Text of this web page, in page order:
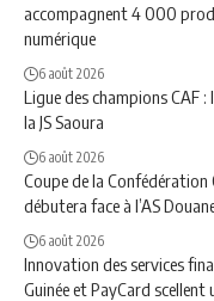
accompagnent 4 000
numérique
6 août 2026
Ligue des champions CAF
la JS Saoura
6 août 2026
Coupe de la Confédération
débutera face à l’AS
6 août 2026
Innovation des services
Guinée et PayCard